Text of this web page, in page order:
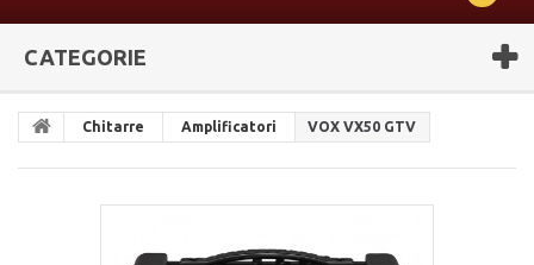
CATEGORIE
Chitarre Amplificatori VOX VX50 GTV